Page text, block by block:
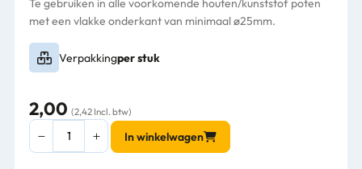
Te gebruiken in alle voorkomende houten/kunststof poten
met een vlakke onderkant van minimaal ø25mm.
Verpakkingper stuk
2,00 (2,42 Incl. btw)
ScratchNoMore
Footclick
In winkelwagen